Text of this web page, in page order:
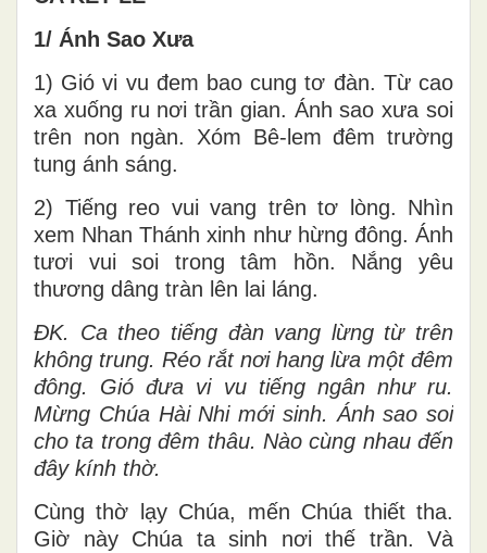
1/ Ánh Sao Xưa
1) Gió vi vu đem bao cung tơ đàn. Từ cao
xa xuống ru nơi trần gian. Ánh sao xưa soi
trên non ngàn. Xóm Bê-lem đêm trường
tung ánh sáng.
2) Tiếng reo vui vang trên tơ lòng. Nhìn
xem Nhan Thánh xinh như hừng đông. Ánh
tươi vui soi trong tâm hồn. Nắng yêu
thương dâng tràn lên lai láng.
ĐK. Ca theo tiếng đàn vang lừng từ trên
không trung. Réo rắt nơi hang lừa một đêm
đông. Gió đưa vi vu tiếng ngân như ru.
Mừng Chúa Hài Nhi mới sinh. Ánh sao soi
cho ta trong đêm thâu. Nào cùng nhau đến
đây kính thờ.
Cùng thờ lạy Chúa, mến Chúa thiết tha.
Giờ này Chúa ta sinh nơi thế trần. Và